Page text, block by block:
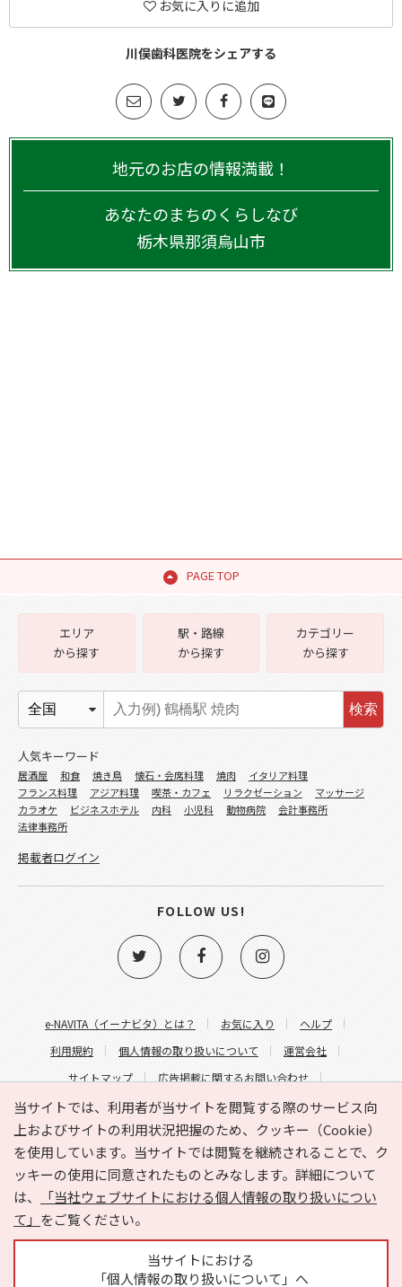
お気に入りに追加
川俣歯科医院をシェアする
地元のお店の情報満載！
あなたのまちのくらしなび
栃木県那須烏山市
PAGE TOP
当サイトでは、利用者が当サイトを閲覧する際のサービス向
上およびサイトの利用状況把握のため、クッキー（Cookie）
を使用しています。当サイトでは閲覧を継続されることで、ク
ッキーの使用に同意されたものとみなします。詳細について
は、
「当社ウェブサイトにおける個人情報の取り扱いについ
て」 をご覧ください。
当サイトにおける
「個人情報の取り扱いについて」へ
e-NAVITA（イーナビタ）とは？ お気に入り
ヘルプ
利用規約
個人情報の取り扱いについて
運営会社
サイトマップ
広告掲載に関するお問い合わせ
サイトの内容に関するお問い合わせ
エリア
から探す
駅・路線
から探す
カテゴリー
から探す
検索
人気キーワード
居酒屋 和食 焼き鳥 懐石・会席料理 焼肉
イタリア料理
フランス料理
アジア料理 喫茶・カフェ リラクゼーション
マッサージ
カラオケ
ビジネスホテル 内科 小児科 動物病院
会計事務所
法律事務所
掲載者ログイン
FOLLOW US!
Copyright © HYOJITO.Co.,Ltd. All Rights Reserved.